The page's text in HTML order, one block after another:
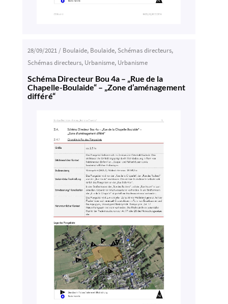
28/09/2021/ Boulaide, Boulaide,Schémas directeurs,
Schémas directeurs, Urbanisme, Urbanisme
Schéma Directeur Bou 4a – „Rue de la
Chapelle-Boulaide“ – „Zone d’aménagement
différé“